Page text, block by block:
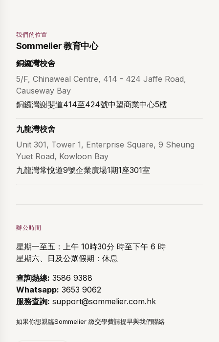
我們的位置
Sommelier 教育中心
銅鑼灣校舍
5/F, Chinaweal Centre, 414 - 424 Jaffe Road,
Causeway Bay
銅鑼灣謝斐道414至424號中望商業中心5樓
九龍灣校舍
Unit 301, Tower 1, Enterprise Square, 9 Sheung
Yuet Road, Kowloon Bay
九龍灣常悅道9號企業廣場1期1座301室
辦公時間
星期一至五：上午 10時30分 時至下午 6 時
星期六、日及公眾假期：休息
查詢熱線: 3586 9388
Whatsapp: 3653 9062
服務查詢: support@sommelier.com.hk
如果你想親臨Sommelier 繳交學費請提早與我們聯絡